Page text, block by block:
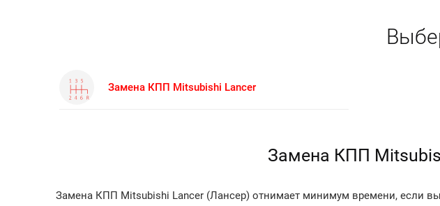
Замена КПП Mitsubishi Lancer
Замена КПП
Замена КПП Mitsubishi Lancer (Лансер) отнимает минимум времени, если